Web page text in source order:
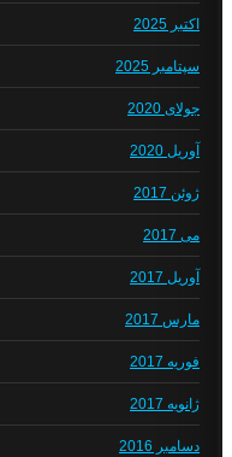
اکتبر 2025
سپتامبر 2025
جولای 2020
آوریل 2020
ژوئن 2017
می 2017
آوریل 2017
مارس 2017
فوریه 2017
ژانویه 2017
دسامبر 2016